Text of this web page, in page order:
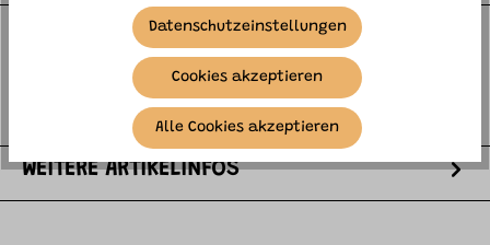
Man nehme 79 Holzteile, gestaltet sie farbenfroh und
kindgerecht mit hohem künstlerischem Anspruch,
entwickelt ein Steck- un…mehr
HERSTELLER
WEITERE ARTIKELINFOS
Datenschutzeinstellungen
Cookies akzeptieren
Alle Cookies akzeptieren